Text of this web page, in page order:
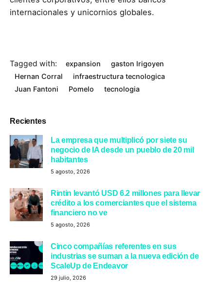
Recientes
La empresa que multiplicó por siete su
negocio de IA desde un pueblo de 20 mil
habitantes
5 agosto, 2026
Rintin levantó USD 6.2 millones para llevar
crédito a los comerciantes que el sistema
financiero no ve
5 agosto, 2026
Cinco compañías referentes en sus
industrias se suman a la nueva edición de
ScaleUp de Endeavor
29 julio, 2026
internacionales y unicornios globales.
Tagged with: expansion
gaston Irigoyen
Hernan Corral
infraestructura tecnologica
Juan Fantoni
Pomelo tecnologia